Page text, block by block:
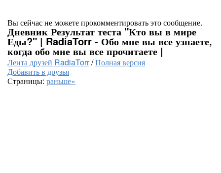
Вы сейчас не можете прокомментировать это сообщение.
Дневник Результат теста "Кто вы в мире
Еды?" | RadiaTorr - Обо мне вы все узнаете,
когда обо мне вы все прочитаете |
Лента друзей RadiaTorr/Полная версия
Добавить в друзья
Страницы: раньше»